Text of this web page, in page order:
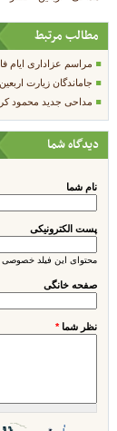
مطالب مرتبط
مراسم عزاداری ایام
جاماندگان زیارت
مداحی جدید محمود
دیدگاه شما
نام شما
پست الکترونیکی
محتوای این فیلد
صفحه خانگی
نظر شما*